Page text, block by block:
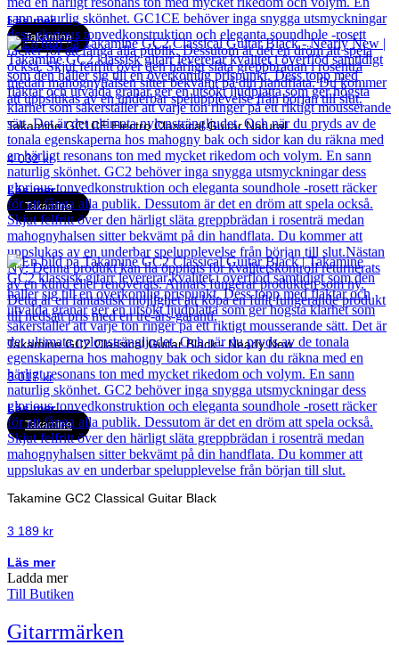
Läs mer
Takamine
Takamine GC1CE Electro Classical Guitar Natural
4 032kr
Läs mer
Takamine
Takamine GC2 Classical Guitar Black - Nearly New
3 017kr
Läs mer
Takamine
Takamine GC2 Classical Guitar Black
3 189 kr
Läs mer
Ladda mer
Till Butiken
Gitarrmärken